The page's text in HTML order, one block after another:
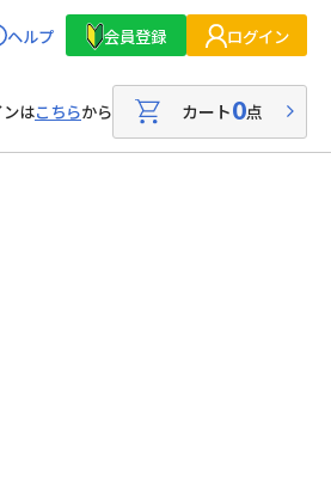
ヘルプ 会員登録 ログイン
はこちらから カート0点